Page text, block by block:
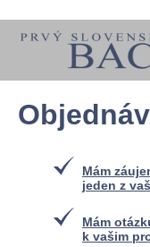
Mám
jeden z
Mám
k vašim